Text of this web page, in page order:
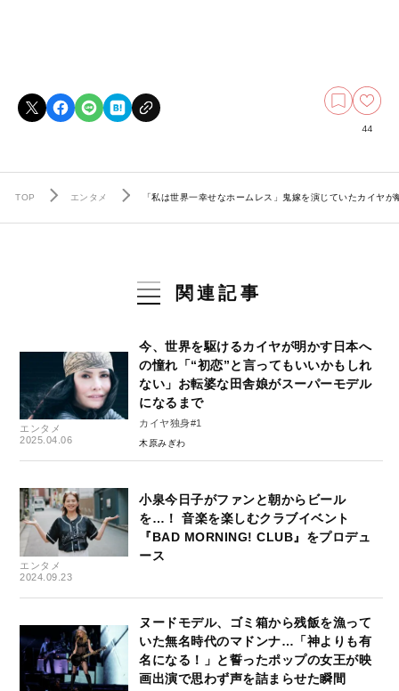
44
TOP エンタメ 「私は世界一幸せなホームレス」鬼嫁を演じていたカイヤ
関連記事
エンタメ
2025.04.06
今、世界を駆けるカイヤが明かす日本へ
の憧れ「“初恋”と言ってもいいかもしれ
ない」お転婆な田舎娘がスーパーモデル
になるまで
カイヤ独身#1
木原みぎわ
エンタメ
2024.09.23
小泉今日子がファンと朝からビール
を…！ 音楽を楽しむクラブイベント
『BAD MORNING! CLUB』をプロデュ
ース
ヌードモデル、ゴミ箱から残飯を漁って
いた無名時代のマドンナ…「神よりも有
名になる！」と誓ったポップの女王が映
画出演で思わず声を詰まらせた瞬間